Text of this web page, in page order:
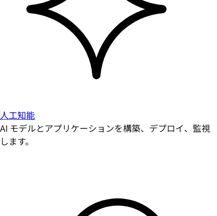
人工知能
AI モデルとアプリケーションを構築、デプロイ、監視
します。